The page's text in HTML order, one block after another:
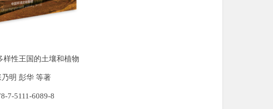
样性王国的土壤和植物
明 彭华 等著
7-5111-6089-8